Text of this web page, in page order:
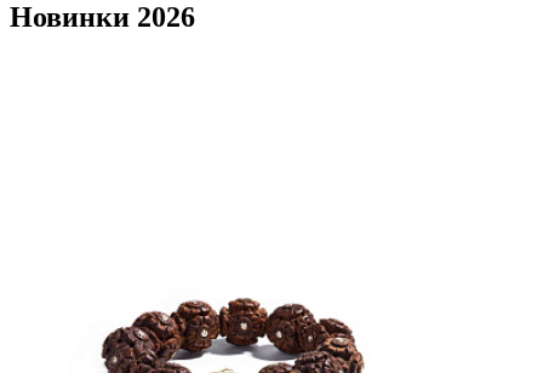
Новинки 2026